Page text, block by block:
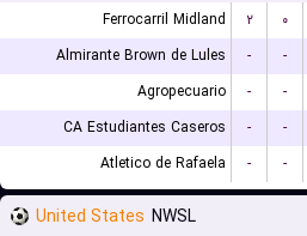
Ferrocarril Midland ۲ ۰
Almirante Brown de Lules
- -
Agropecuario
- -
CA Estudiantes Caseros
- -
Atletico de Rafaela
- -
United States NWSL